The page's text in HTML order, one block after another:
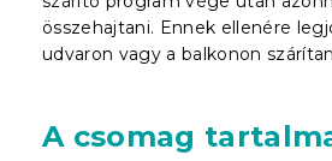
összehajtani. Ennek ellenére
udvaron vagy a balkonon
A csomag